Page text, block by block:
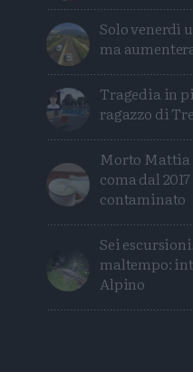
Solo venerdì
ma
Tragedia in
ragazzo di
Morto Mattia
coma dal
contaminato
Sei
maltempo:
Alpino